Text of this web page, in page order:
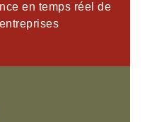
en temps réel de